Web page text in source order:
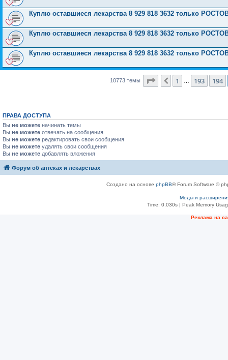
Куплю оставшиеся лекарства 8 929 818 3632 только
Куплю оставшиеся лекарства 8 929 818 3632 только
Куплю оставшиеся лекарства 8 929 818 3632 только
10773 темы Страница 195из 431
Пред.
1 193 194
ПРАВА ДОСТУПА
Вы не можете начинать темы
Вы не можете отвечать на сообщения
Вы не можете редактировать свои сообщения
Вы не можете удалять свои сообщения
Вы не можете добавлять вложения
Форум об аптеках и лекарствах
Создано на основе phpBB® Forum Software ©
Моды и
Time: 0.030s| Peak Memory
Рeклама на